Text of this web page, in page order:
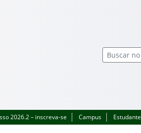
2026.2 – inscreva-se Campus Estudante